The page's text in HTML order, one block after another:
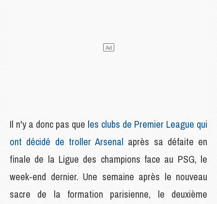
Il n'y a donc pas que les clubs de Premier League qui
ont décidé de troller Arsenal après sa défaite en
finale de la Ligue des champions face au PSG, le
week-end dernier. Une semaine après le nouveau
sacre de la formation parisienne, le deuxième